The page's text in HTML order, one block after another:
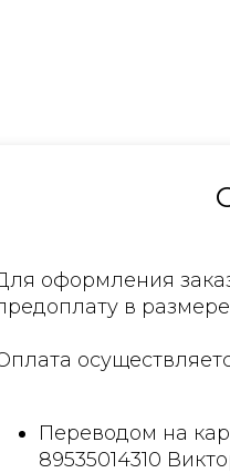
оформления
в
Переводом на
89535014310